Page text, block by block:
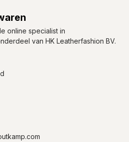
online specialist in
van HK Leatherfashion BV.